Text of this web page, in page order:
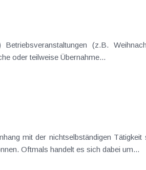
(z.B.
oder teilweise Übernahme...
mit der nichtselbständigen Tätigkeit
Oftmals handelt es sich dabei um...